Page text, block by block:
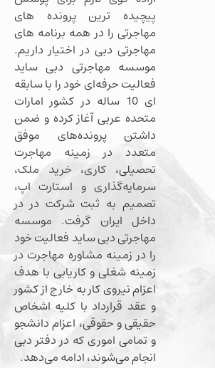
پیچیده ترین پرونده های
مهاجرتی را در همه برنامه های
مهاجرتی دبی در اختیار داریم.
موسسه مهاجرتی دبی ساید
فعالیت حرفه‌ای خود را با سابقه
ای 10 ساله در کشور امارات
متحده عربی آغاز کرده و ضمن
داشتن پرونده‌های موفق
متعدد در زمینه مهاجرت
تحصیلی، کاری، خرید ملک،
سرمایه‌گذاری و استارت اپ،
تصمیم به ثبت شرکت در در
داخل ایران گرفت. موسسه
مهاجرتی دبی ساید فعالیت خود
را در زمینه مشاوره مهاجرت در
زمینه شغلی و کاریابی با هدف
اعزام نیروی کار به خارج از کشور
و عقد قرارداد با کلیه اشخاص
حقیقی و حقوقی، اعزام دانشجو
و تمامی اموری که در دفتر دبی
انجام می‌شوند، ادامه می‌دهد.